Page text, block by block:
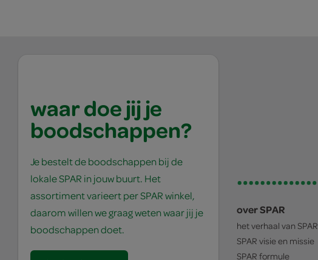
waar doe jij je
boodschappen?
Je bestelt de boodschappen bij de
lokale SPAR in jouw buurt. Het
assortiment varieert per SPAR winkel,
daarom willen we graag weten waar jij je
boodschappen doet.
over SPAR
het verhaal van SPAR
SPAR visie en missie
SPAR formule